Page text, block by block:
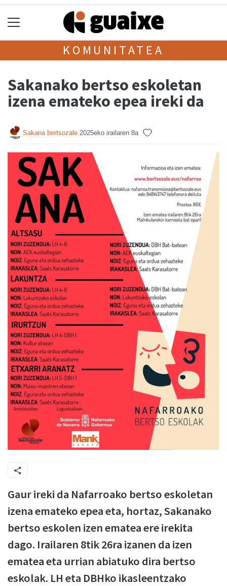
KOMUNITATEA
Sakanako bertso eskoletan
izena emateko epea ireki da
Sakana bertsozale 2025eko irailaren 8a
Gaur ireki da Nafarroako bertso eskoletan
izena emateko epea eta, hortaz, Sakanako
bertso eskolen izen ematea ere irekita
dago. Irailaren 8tik 26ra izanen da izen
ematea eta urrian abiatuko dira bertso
eskolak. LH eta DBHko ikasleentzako